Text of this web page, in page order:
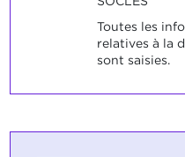
Toutes les
relatives à la
sont saisies.